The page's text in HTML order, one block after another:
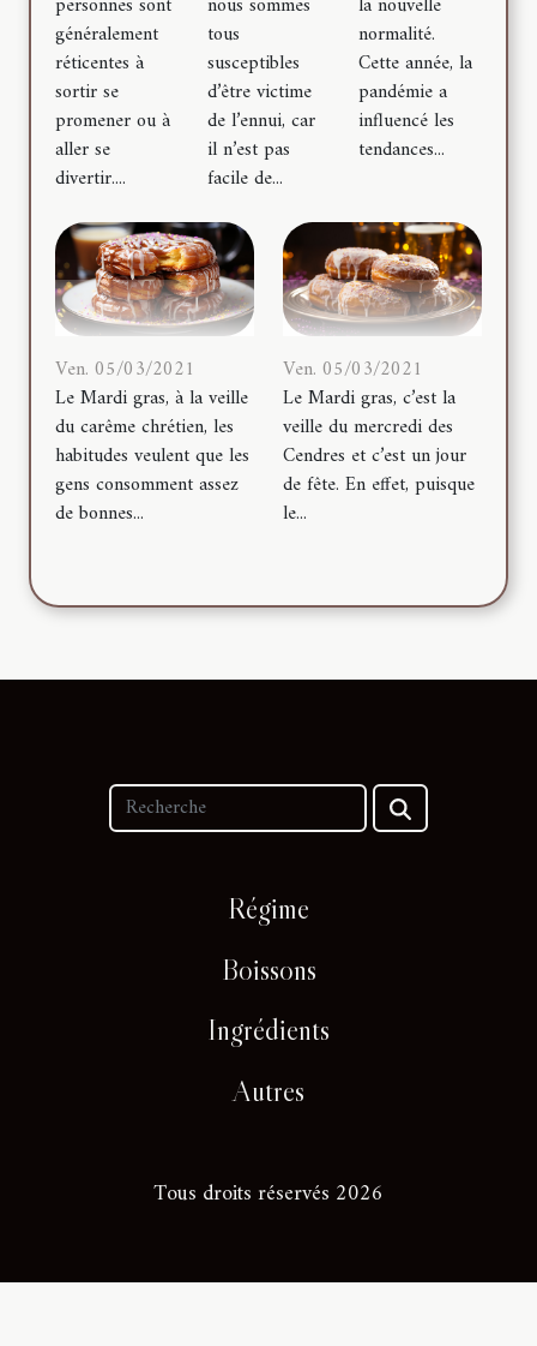
généralement
réticentes à
sortir se
promener ou à
aller se
divertir....
tous
susceptibles
d’être victime
de l’ennui, car
il n’est pas
facile de...
normalité.
Cette année, la
pandémie a
influencé les
tendances...
Ven. 05/03/2021
Le Mardi gras, à la veille
du carême chrétien, les
habitudes veulent que les
gens consomment assez
de bonnes...
Ven. 05/03/2021
Le Mardi gras, c’est la
veille du mercredi des
Cendres et c’est un jour
de fête. En effet, puisque
le...
Régime
Boissons
Ingrédients
Autres
Tous droits réservés 2026